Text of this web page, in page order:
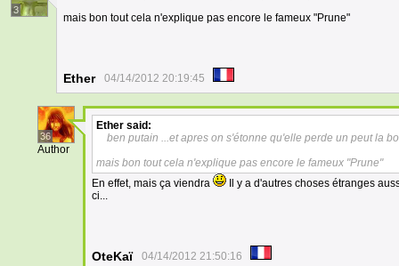
3
mais bon tout cela n'explique pas encore le fameux "Prune"
Ether 04/14/2012 20:19:45
36
Author
Ether said:
ben putain ...et apres on s'étonne qu'elle perde un peut la
mais bon tout cela n'explique pas encore le fameux "Prune"
En effet, mais ça viendra
Il y a d'autres choses étranges
ci...
OteKaï 04/14/2012 21:50:16